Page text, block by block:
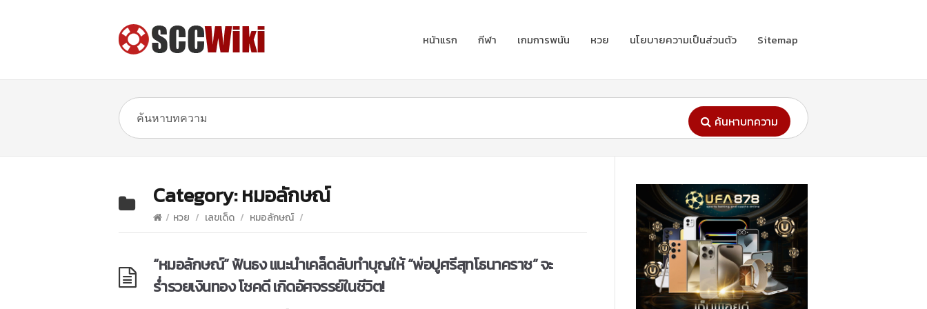
หน้าแรก กีฬา เกมการพนัน หวย นโยบายความเป็นส่วนตัว Sitemap
ค้นหาบทความ
Category:หมอลักษณ์
/ หวย / เลขเด็ด / หมอลักษณ์ /
“หมอลักษณ์” ฟันธง แนะนำเคล็ดลับทำบุญให้ “พ่อปูศรีสุทโธนาคราช” จะ
ร่ำรวยเงินทอง โชคดี เกิดอัศจรรย์ในชีวิต!